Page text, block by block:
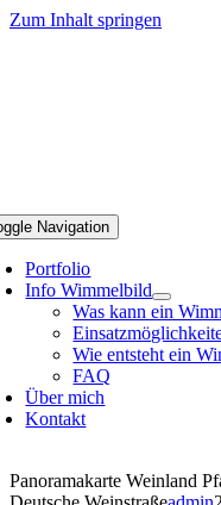
Zum Inhalt springen
Navigation
Portfolio
Info Wimmelbild
Was kann ein
Wie entsteht ein
FAQ
Über mich
Kontakt
Panoramakarte Weinland